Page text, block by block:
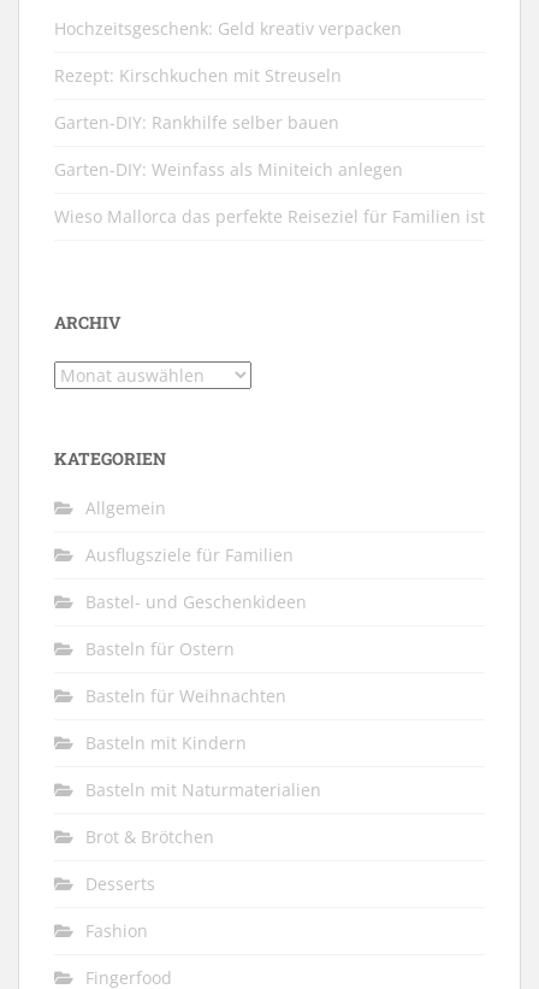
Hochzeitsgeschenk: Geld kreativ verpacken
Rezept: Kirschkuchen mit Streuseln
Garten-DIY: Rankhilfe selber bauen
Garten-DIY: Weinfass als Miniteich anlegen
Wieso Mallorca das perfekte Reiseziel für Familien ist
ARCHIV
Archiv
KATEGORIEN
Allgemein
Ausflugsziele für Familien
Bastel- und Geschenkideen
Basteln für Ostern
Basteln für Weihnachten
Basteln mit Kindern
Basteln mit Naturmaterialien
Brot & Brötchen
Desserts
Fashion
Fingerfood